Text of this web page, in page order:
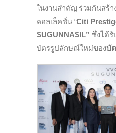
ในงานสำคัญ ร่วมกันสร้า
คอลเล็คชั่น “Citi
SUGUNNASIL” ซึ่งได้รั
บัตรรูปลักษณ์ใหม่ของบั